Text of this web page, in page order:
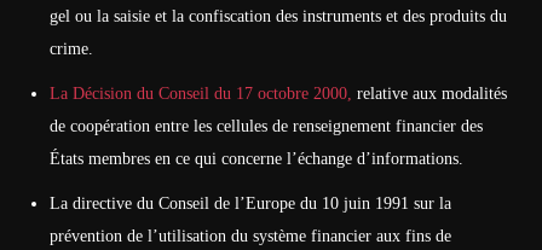
gel ou la saisie et la confiscation des instruments et des produits du
crime.
La Décision du Conseil du 17 octobre 2000, relative aux modalités
de coopération entre les cellules de renseignement financier des
États membres en ce qui concerne l’échange d’informations.
La directive du Conseil de l’Europe du 10 juin 1991 sur la
prévention de l’utilisation du système financier aux fins de